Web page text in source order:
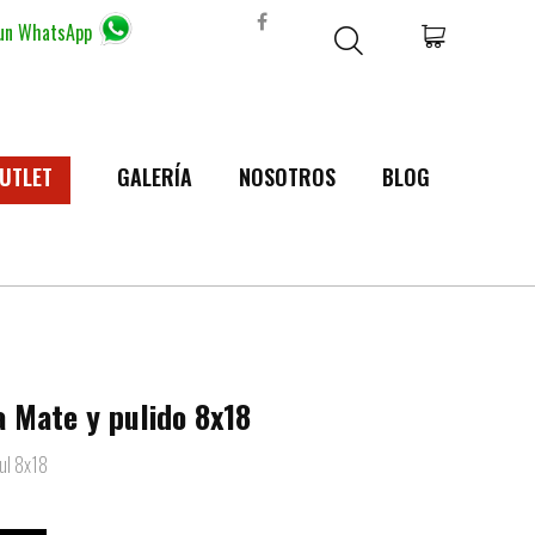
WhatsApp
GALERÍA NOSOTROS BLOG
Mate y pulido 8x18
8x18